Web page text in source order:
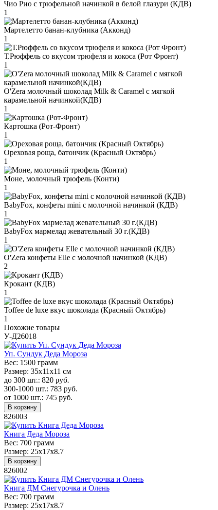
Чио Рио с трюфельной начинкой в белой глазури (КДВ)
1
Мартелетто банан-клубника (Акконд)
1
Т.Рюффель со вкусом трюфеля и кокоса (Рот Фронт)
1
O'Zera молочный шоколад Milk & Caramel с мягкой
карамельной начинкой(КДВ)
1
Картошка (Рот-Фронт)
1
Ореховая роща, батончик (Красный Октябрь)
1
Моне, молочный трюфель (Конти)
1
BabyFox, конфеты mini c молочной начинкой (КДВ)
1
BabyFox мармелад жевательный 30 г.(КДВ)
1
O'Zera конфеты Elle с молочной начинкой (КДВ)
2
Крокант (КДВ)
1
Toffee de luxe вкус шоколада (Красный Октябрь)
1
Похожие товары
У-Д26018
Уп. Сундук Деда Мороза
Вес: 1500 грамм
Размер: 35х11х11 см
до 300 шт.: 820 руб.
300-1000 шт.: 783 руб.
от 1000 шт.: 745 руб.
В корзину
826003
Книга Деда Мороза
Вес: 700 грамм
Размер: 25x17x8.7
В корзину
826002
Книга ДМ Снегурочка и Олень
Вес: 700 грамм
Размер: 25x17x8.7